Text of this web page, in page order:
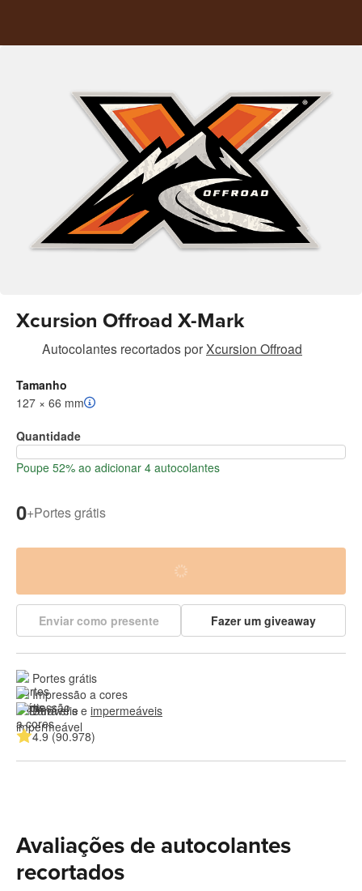
Xcursion Offroad X-Mark
Autocolantes recortadosporXcursion Offroad
Tamanho
127 × 66 mm
Quantidade
Poupe 52% ao adicionar 4 autocolantes
0+Portes grátis
Enviar como presente Fazer um giveaway
Portes grátis
Impressão a cores
Duráveis e impermeáveis
4.9 (90.978)
Avaliações de autocolantes
recortados